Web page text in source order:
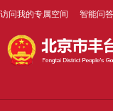
访问我的专属空间 智能问答